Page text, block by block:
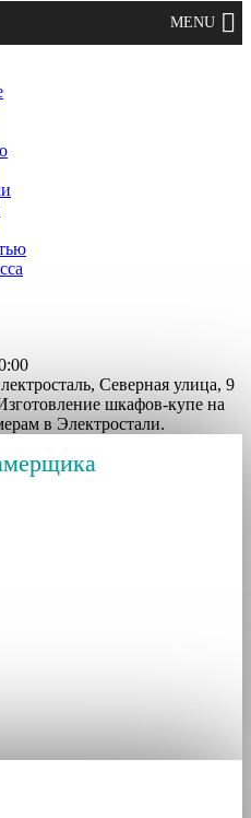
Северная улица, 9
шкафов-купе на
в Электростали.